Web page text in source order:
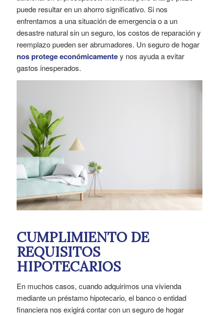
puede resultar en un ahorro significativo. Si nos
enfrentamos a una situación de emergencia o a un
desastre natural sin un seguro, los costos de reparación y
reemplazo pueden ser abrumadores. Un seguro de hogar
nos protege económicamentey nos ayuda a evitar
gastos inesperados.
CUMPLIMIENTO DE
REQUISITOS
HIPOTECARIOS
En muchos casos, cuando adquirimos una vivienda
mediante un préstamo hipotecario, el banco o entidad
financiera nos exigirá contar con un seguro de hogar